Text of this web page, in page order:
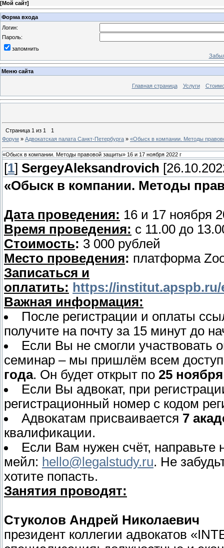
[Мой сайт]
Форма входа
Логин:
Пароль:
запомнить
Меню сайта
Главная страница Услуги
Страница 1 из 1
1
Форум » Адвокатская палата Санкт-Петербурга » «Обыск в компании. Методы
«Обыск в компании. Методы правовой защиты» 16 и 17 ноября 2022 г
[1] SergeyAleksandrovich
«Обыск в компании. Методы
Дата проведения: 16 и 17 ноября
Время проведения: с 11.00 до
Стоимость: 3 000 рублей
Место проведения: платформа
Записаться и
оплатить: https://institut.apspb.ru/
Важная информация:
После регистрации и оплаты
получите на почту за 15 минут до
Если Вы не смогли участвовать
семинар – мы пришлём всем доступ
года. Он будет открыт по 25
Если Вы адвокат, при
регистрационный номер с кодом
Адвокатам присваивается 7
квалификации.
Если Вам нужен счёт, направьте
мейл: hello@legalstudy.ru. Не
хотите попасть.
Занятия проводят:
Стуколов Андрей Николаевич
президент коллегии адвокатов